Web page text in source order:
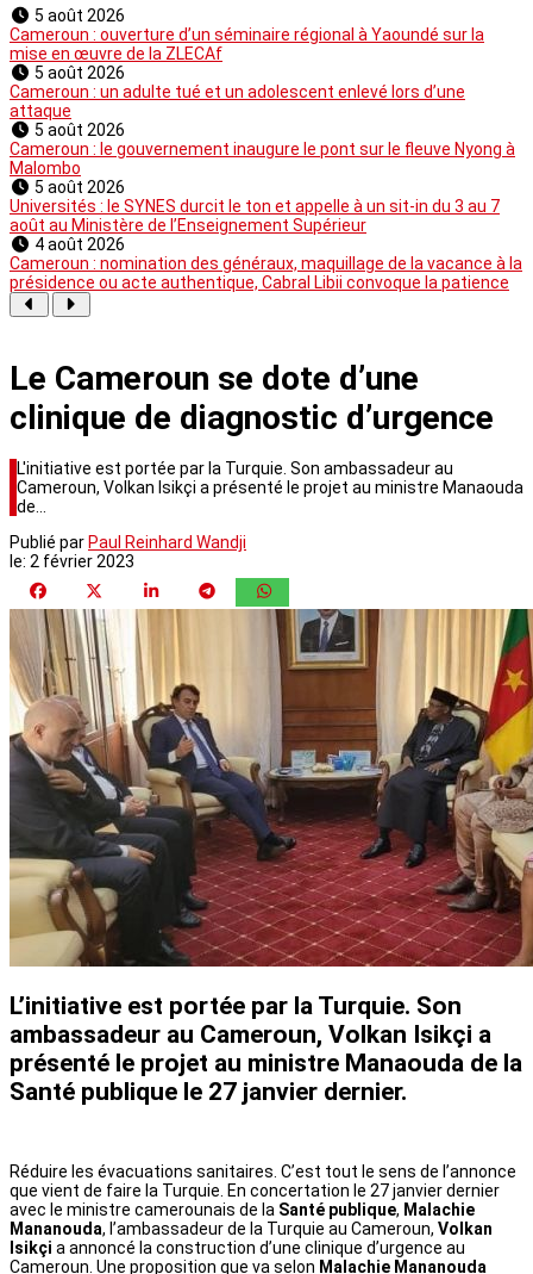
5 août 2026
Cameroun : ouverture d’un séminaire régional à Yaoundé sur la
mise en œuvre de la ZLECAf
5 août 2026
Cameroun : un adulte tué et un adolescent enlevé lors d’une
attaque
5 août 2026
Cameroun : le gouvernement inaugure le pont sur le fleuve Nyong à
Malombo
5 août 2026
Universités : le SYNES durcit le ton et appelle à un sit-in du 3 au 7
août au Ministère de l’Enseignement Supérieur
4 août 2026
Cameroun : nomination des généraux, maquillage de la vacance à la
présidence ou acte authentique, Cabral Libii convoque la patience
Le Cameroun se dote d’une
clinique de diagnostic d’urgence
L'initiative est portée par la Turquie. Son ambassadeur au
Cameroun, Volkan Isikçi a présenté le projet au ministre Manaouda
de…
Publié par Paul Reinhard Wandji
le: 2 février 2023
L’initiative est portée par la Turquie. Son
ambassadeur au Cameroun, Volkan Isikçi a
présenté le projet au ministre Manaouda de la
Santé publique le 27 janvier dernier.
Réduire les évacuations sanitaires. C’est tout le sens de l’annonce
que vient de faire la Turquie. En concertation le 27 janvier dernier
avec le ministre camerounais de la Santé publique, Malachie
Mananouda, l’ambassadeur de la Turquie au Cameroun, Volkan
Isikçi a annoncé la construction d’une clinique d’urgence au
Cameroun. Une proposition que va selon Malachie Mananouda